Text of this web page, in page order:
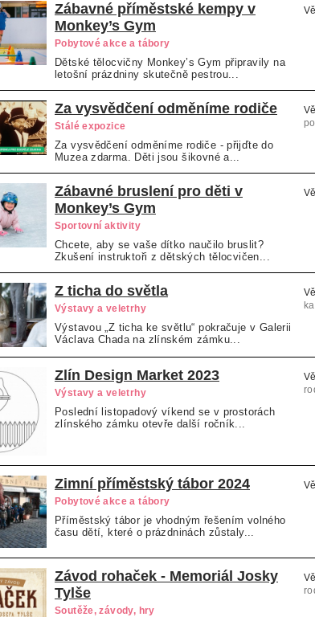
Zábavné příměstské kempy v
Monkey’s Gym
Pobytové akce a tábory
Dětské tělocvičny Monkey’s Gym připravily na
letošní prázdniny skutečně pestrou...
Za vysvědčení odměníme rodiče
Stálé expozice
Za vysvědčení odměníme rodiče - přijďte do
Muzea zdarma. Děti jsou šikovné a...
Zábavné bruslení pro děti v
Monkey’s Gym
Sportovní aktivity
Chcete, aby se vaše dítko naučilo bruslit?
Zkušení instruktoři z dětských tělocvičen...
Z ticha do světla
Výstavy a veletrhy
Výstavou „Z ticha ke světlu“ pokračuje v Galerii
Václava Chada na zlínském zámku...
Zlín Design Market 2023
Výstavy a veletrhy
Poslední listopadový víkend se v prostorách
zlínského zámku otevře další ročník...
Zimní příměstský tábor 2024
Pobytové akce a tábory
Příměstský tábor je vhodným řešením volného
času dětí, které o prázdninách zůstaly...
Závod rohaček - Memoriál Josky
Tylše
Soutěže, závody, hry